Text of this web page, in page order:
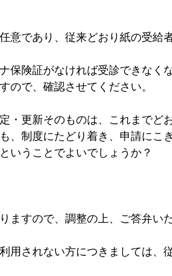
意であり、従来どおり紙の受給
保険証がなければ受診できなく
ので、確認させてください。
・更新そのものは、これまでど
、制度にたどり着き、申請にこ
いうことでよいでしょうか？
ますので、調整の上、ご答弁いた
用されない方につきましては、